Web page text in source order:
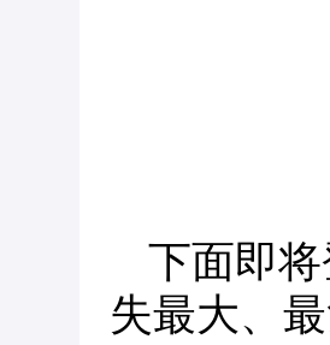
下面即
失最大、